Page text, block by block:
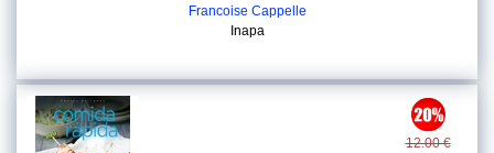
Francoise Cappelle
Inapa
12.00 €